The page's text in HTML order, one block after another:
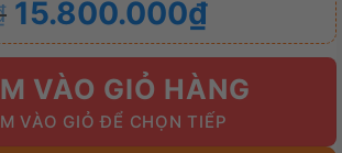
15.800.000₫
VÀO GIỎ HÀNG